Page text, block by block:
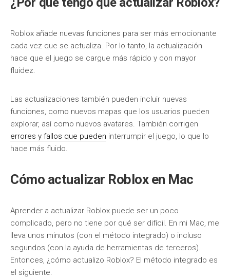
Roblox añade nuevas funciones para ser más emocionante
cada vez que se actualiza. Por lo tanto, la actualización
hace que el juego se cargue más rápido y con mayor
fluidez.
Las actualizaciones también pueden incluir nuevas
funciones, como nuevos mapas que los usuarios pueden
explorar, así como nuevos avatares. También corrigen
errores y fallos que pueden interrumpir el juego, lo que lo
hace más fluido.
Cómo actualizar Roblox en Mac
Aprender a actualizar Roblox puede ser un poco
complicado, pero no tiene por qué ser difícil. En mi Mac, me
lleva unos minutos (con el método integrado) o incluso
segundos (con la ayuda de herramientas de terceros).
Entonces, ¿cómo actualizo Roblox? El método integrado es
el siguiente.